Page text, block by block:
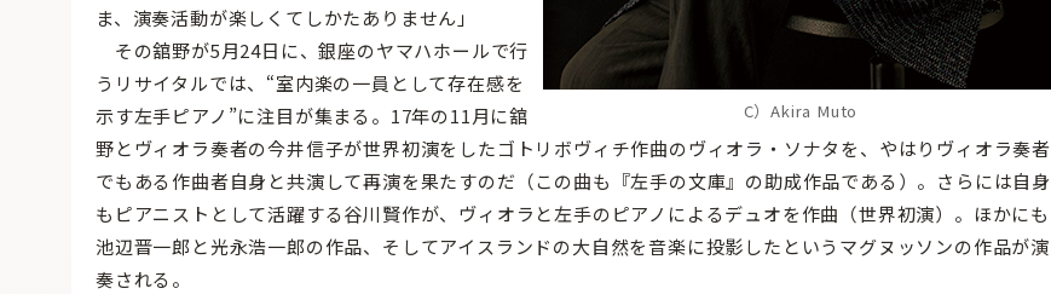
C）Akira Muto
ま、演奏活動が楽しくてしかたありません」
その舘野が5月24日に、銀座のヤマハホールで行
うリサイタルでは、“室内楽の一員として存在感を
示す左手ピアノ”に注目が集まる。17年の11月に舘
野とヴィオラ奏者の今井信子が世界初演をしたゴトリボヴィチ作曲のヴィオラ・ソナタを、やはりヴィオラ奏者
でもある作曲者自身と共演して再演を果たすのだ（この曲も『左手の文庫』の助成作品である）。さらには自身
もピアニストとして活躍する谷川賢作が、ヴィオラと左手のピアノによるデュオを作曲（世界初演）。ほかにも
池辺晋一郎と光永浩一郎の作品、そしてアイスランドの大自然を音楽に投影したというマグヌッソンの作品が演
奏される。